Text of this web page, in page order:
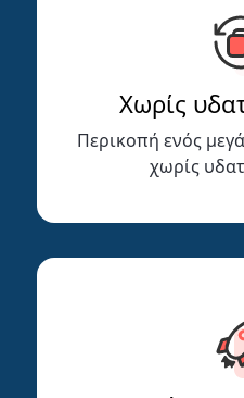
Χωρίς
Περικοπή ενός
χωρίς